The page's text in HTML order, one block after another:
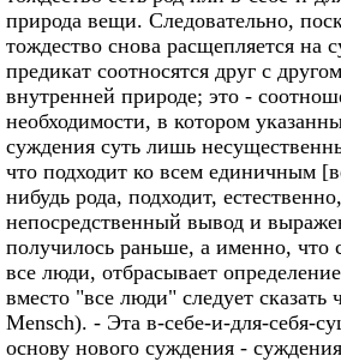
природа вещи. Следовательно,
тождество снова расщепляется на
предикат соотносятся друг с
внутренней природе; это -
необходимости, в котором
суждения суть лишь
что подходит ко всем единичным
нибудь рода, подходит,
непосредственный вывод и
получилось раньше, а именно, что
все люди, отбрасывает
вместо "все люди" следует сказать
Mensch). - Эта в-себе-и-для-себя-
основу нового суждения -